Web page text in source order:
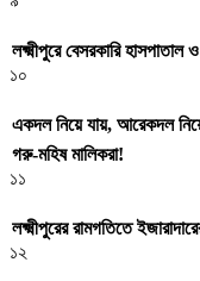
লক্ষ্মীপুরে বেসরকারি হাসপাতাল
১০
একদল নিয়ে যায়, আরেকদল
গরু-মহিষ মালিকরা!
১১
লক্ষ্মীপুরের রামগতিতে
১২